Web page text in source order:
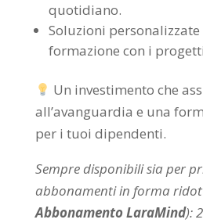
quotidiano.
Soluzioni
formazione con i
Un investimento che
all’avanguardia e una
per i tuoi dipendenti.
Sempre disponibili sia per
abbonamenti in forma
Abbonamento LaraMind):